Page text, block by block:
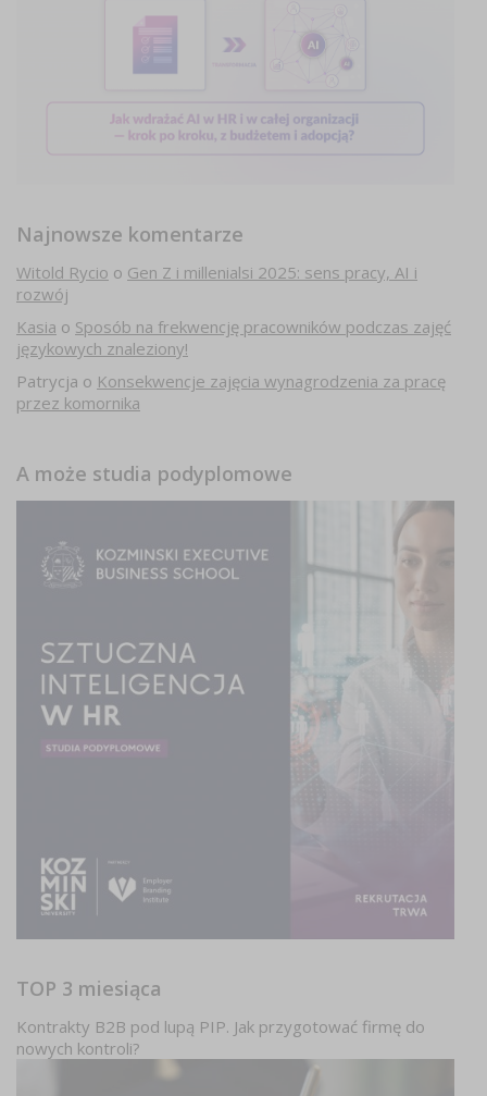
Najnowsze komentarze
Witold Rycio o Gen Z i millenialsi 2025: sens pracy, AI i
rozwój
Kasia o Sposób na frekwencję pracowników podczas zajęć
językowych znaleziony!
Patrycja o Konsekwencje zajęcia wynagrodzenia za pracę
przez komornika
A może studia podyplomowe
TOP 3 miesiąca
Kontrakty B2B pod lupą PIP. Jak przygotować firmę do
nowych kontroli?